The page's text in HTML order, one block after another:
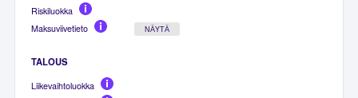
Riskiluokka
Maksuviivetieto
NÄYTÄ
TALOUS
Liikevaihtoluokka